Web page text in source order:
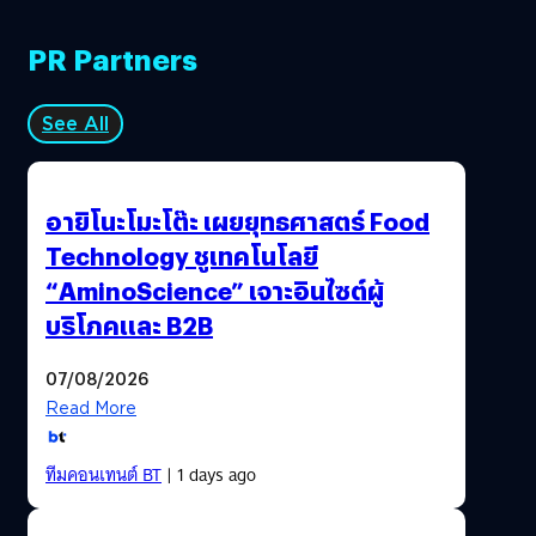
PR Partners
See All
อายิโนะโมะโต๊ะ เผยยุทธศาสตร์ Food
Technology ชูเทคโนโลยี
“AminoScience” เจาะอินไซต์ผู้
บริโภคและ B2B
07/08/2026
Read More
ทีมคอนเทนต์ BT| 1 days ago